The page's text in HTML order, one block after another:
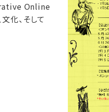
Online
化、そして